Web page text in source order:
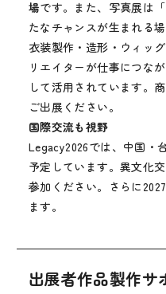
場です。また、写真展は
たなチャンスが生まれる
衣装製作・造形・ウィッ
リエイターが仕事につな
して活用されています。
ご出展ください。
国際交流も視野
Legacy2026では、中国・
予定しています。異文化
参加ください。さらに
ます。
出展者作品製作サ